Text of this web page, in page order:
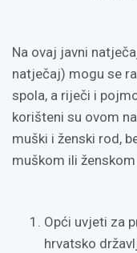
Na ovaj javni
natječaj) mogu se
spola, a riječi i
korišteni su ovom
muški i ženski rod,
muškom ili
Opći uvjeti za
hrvatsko